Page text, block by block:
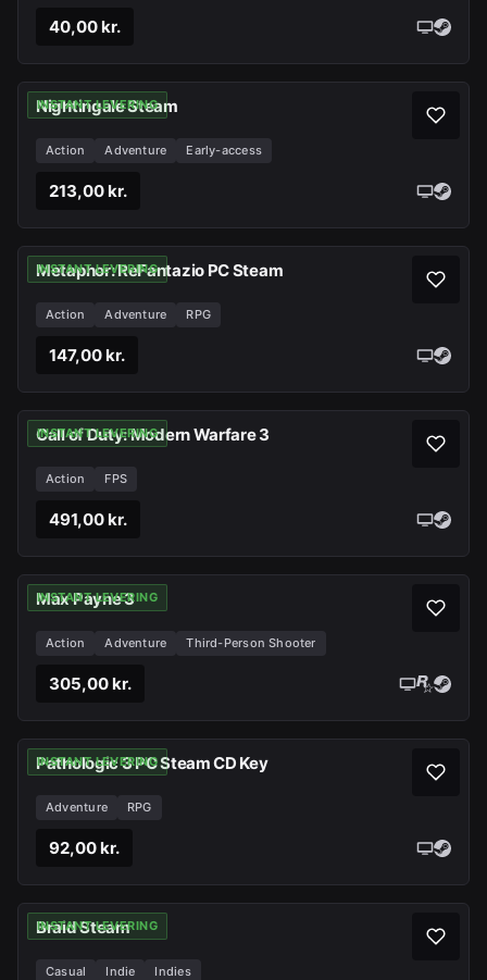
40,00 kr.
INSTANT LEVERING
Nightingale Steam
Action Adventure Early-access
213,00 kr.
INSTANT LEVERING
Metaphor: ReFantazio PC Steam
Action Adventure RPG
147,00 kr.
INSTANT LEVERING
Call of Duty: Modern Warfare 3
Action FPS
491,00 kr.
INSTANT LEVERING
Max Payne 3
Action Adventure Third-Person Shooter
305,00 kr.
INSTANT LEVERING
Pathologic 3 PC Steam CD Key
Adventure RPG
92,00 kr.
INSTANT LEVERING
Braid Steam
Casual Indie Indies